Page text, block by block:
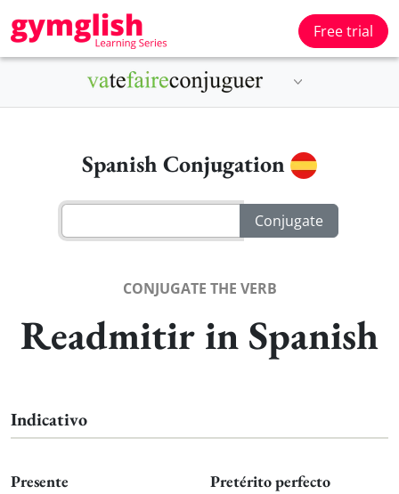
Free trial
Spanish Conjugation
CONJUGATE THE VERB
Readmitir in Spanish
Indicativo
Presente Pretérito perfecto